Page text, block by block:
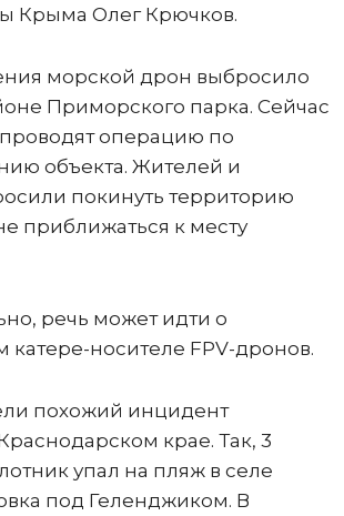
Крыма Олег Крючков.
морской дрон выбросило
Приморского парка. Сейчас
операцию по
объекта. Жителей и
покинуть территорию
приближаться к месту
речь может идти о
катере-носителе FPV-дронов.
похожий инцидент
крае. Так, 3
упал на пляж в селе
под Геленджиком. В